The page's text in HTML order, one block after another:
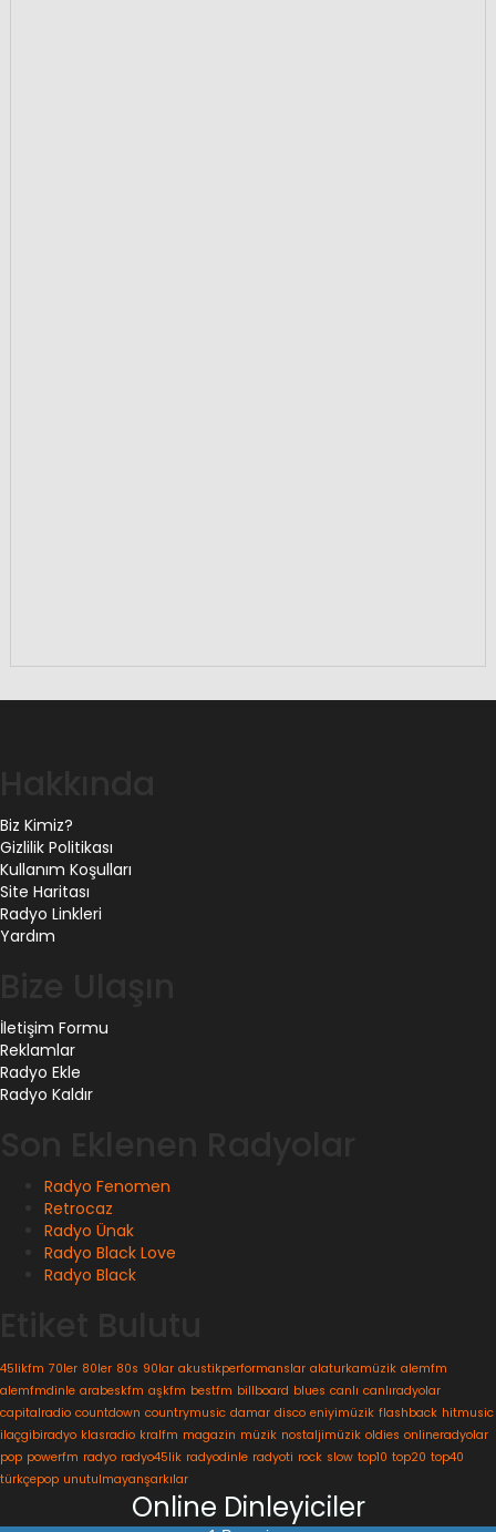
Biz Kimiz?
Gizlilik Politikası
Kullanım Koşulları
Site Haritası
Radyo Linkleri
Yardım
İletişim Formu
Reklamlar
Radyo Ekle
Radyo Kaldır
Radyo Fenomen
Retrocaz
Radyo Ünak
Radyo Black Love
Radyo Black
45likfm 70ler 80ler 80s 90lar akustikperformanslar alaturkamüzik alemfm
alemfmdinle arabeskfm aşkfm bestfm billboard blues canlı canlıradyolar
capitalradio countdown countrymusic damar disco eniyimüzik flashback hitmusic
ilaçgibiradyo klasradio kralfm magazin müzik nostaljimüzik oldies onlineradyolar
pop powerfm radyo radyo45lik radyodinle radyoti rock slow top10 top20 top40
türkçepop unutulmayanşarkılar
Online Dinleyiciler